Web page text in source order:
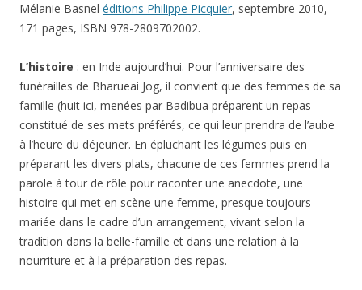
Mélanie Basnel éditions Philippe Picquier, septembre 2010,
171 pages, ISBN 978-2809702002.
L’histoire : en Inde aujourd’hui. Pour l’anniversaire des
funérailles de Bharueai Jog, il convient que des femmes de sa
famille (huit ici, menées par Badibua préparent un repas
constitué de ses mets préférés, ce qui leur prendra de l’aube
à l’heure du déjeuner. En épluchant les légumes puis en
préparant les divers plats, chacune de ces femmes prend la
parole à tour de rôle pour raconter une anecdote, une
histoire qui met en scène une femme, presque toujours
mariée dans le cadre d’un arrangement, vivant selon la
tradition dans la belle-famille et dans une relation à la
nourriture et à la préparation des repas.